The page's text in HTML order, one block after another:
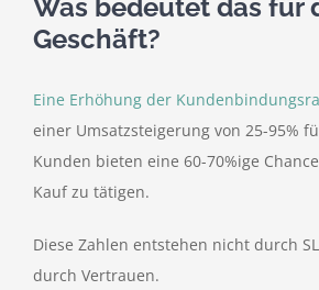
Was bedeutet das für
Geschäft?
Eine Erhöhung der
einer Umsatzsteigerung von 25-95%
Kunden bieten eine 60-70%ige
Kauf zu tätigen.
Diese Zahlen entstehen nicht durch
durch Vertrauen.